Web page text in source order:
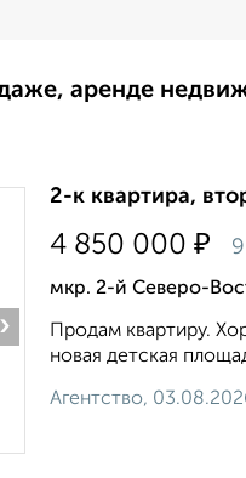
аренде
›
2-к квартира,
4 850 000 ₽
мкр. 2-й Северо-
Продам квартиру.
новая детская
Агентство,